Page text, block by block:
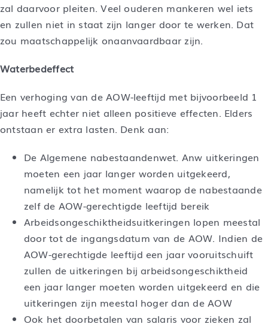
zal daarvoor pleiten. Veel ouderen mankeren wel iets
en zullen niet in staat zijn langer door te werken. Dat
zou maatschappelijk onaanvaardbaar zijn.
Waterbedeffect
Een verhoging van de AOW-leeftijd met bijvoorbeeld 1
jaar heeft echter niet alleen positieve effecten. Elders
ontstaan er extra lasten. Denk aan:
De Algemene nabestaandenwet. Anw uitkeringen
moeten een jaar langer worden uitgekeerd,
namelijk tot het moment waarop de nabestaande
zelf de AOW-gerechtigde leeftijd bereik
Arbeidsongeschiktheidsuitkeringen lopen meestal
door tot de ingangsdatum van de AOW. Indien de
AOW-gerechtigde leeftijd een jaar vooruitschuift
zullen de uitkeringen bij arbeidsongeschiktheid
een jaar langer moeten worden uitgekeerd en die
uitkeringen zijn meestal hoger dan de AOW
Ook het doorbetalen van salaris voor zieken zal